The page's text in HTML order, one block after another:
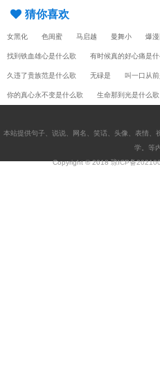
猜你喜欢
女黑化 色闺蜜 马启越 曼舞小 爆漫
找到铁血雄心是什么歌 有时候真的好心痛是什
久违了贵族范是什么歌 无碌是 叫一口从
你的真心永不变是什么歌 生命那到光是什么歌
本站提供句子 说说 网名 笑话 头像 表情
学 。等
Copyright © 2018琼ICP备